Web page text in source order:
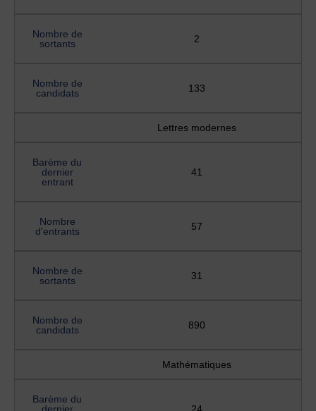
Nombre de
sortants
2
Nombre de
candidats
133
Lettres modernes
Barème du
dernier
entrant
41
Nombre
d'entrants
57
Nombre de
sortants
31
Nombre de
candidats
890
Mathématiques
Barème du